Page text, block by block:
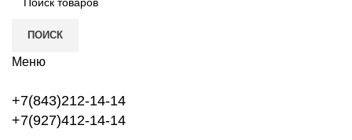
ПОИСК
Меню
+7(843)212-14-14
+7(927)412-14-14